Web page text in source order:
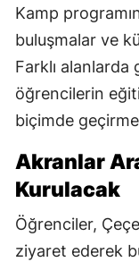
Kamp
buluşmalar ve
Farklı alanlarda
öğrencilerin
biçimde
Akranlar
Kurulacak
Öğrenciler,
ziyaret ederek